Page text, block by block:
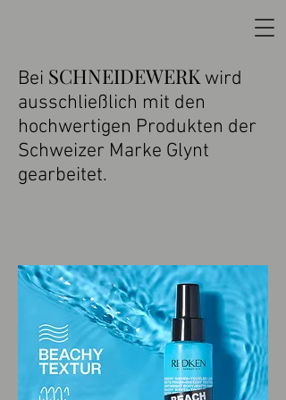
Bei SCHNEIDEWERKwird
ausschließlich mit den
hochwertigen Produkten der
Schweizer Marke Glynt
gearbeitet.